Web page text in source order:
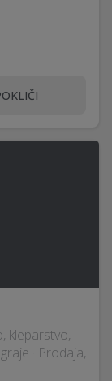
kleparstvo,
· Prodaja,